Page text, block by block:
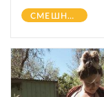
СМЕШНОЕ